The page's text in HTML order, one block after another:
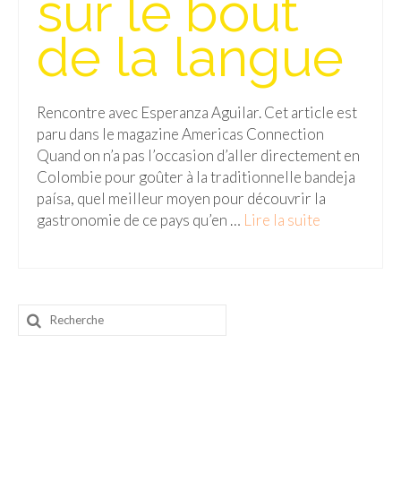
Tokyo
Malaisie
Penang
Singapour
Vietnam
Hué
de la langue
Rencontre avec Esperanza Aguilar. Cet article est
paru dans le magazine Americas Connection
Quand on n’a pas l’occasion d’aller directement en
Colombie pour goûter à la traditionnelle bandeja
paísa, quel meilleur moyen pour découvrir la
gastronomie de ce pays qu’en … Lire la suite­­
Rechercher
: